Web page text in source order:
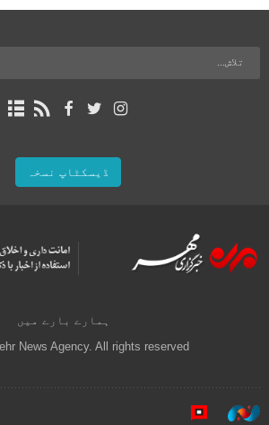
ڈیسکٹاپ نسخہ
ہمارے بارے میں
News Agency. All rights reserved